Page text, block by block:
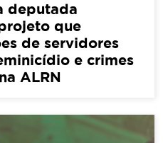
deputada
que
de servidores
e crimes
ALRN